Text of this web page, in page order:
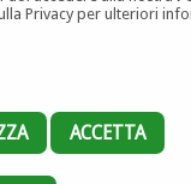
Privacy per ulteriori
ACCETTA